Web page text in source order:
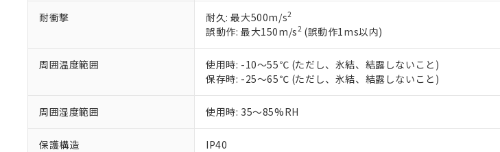
耐衝撃 耐久: 最大500m/s2
誤動作: 最大150m/s2(誤動作1ms以内)
周囲温度範囲
使用時: -10～55℃ (ただし、氷結、結露しないこと)
保存時: -25～65℃ (ただし、氷結、結露しないこと)
周囲湿度範囲 使用時: 35～85%RH
保護構造 IP40
ている必要があります。
お客様が当ウェブサイト上で当社にご登録された部品リ
が、当社の製品・サービスに関するお客様との取引・商
さい。
※当社の共同利用者とは、"個人情報の共同利用に関して"
いる法人を指します。
※3 非含有証明書ダウンロード
EU RoHS指令（10物質）の非含有証明書
51物質の非含有証明書（当社基準）
※本証明書は発行日時点で非含有を証明するもので、過去に
また、RoHS指令のフタル酸エステル類４物質の対応では、
混在することから備考欄に対応日を記載しておりました。
味します。
「－」：未確認です。当社販売部門へお問い合わせください。
合意する
空
白
受注生産機種、また在庫状況の情報を公開していな